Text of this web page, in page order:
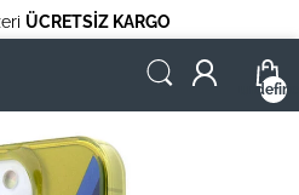
ÜCRETSİZ KARGO